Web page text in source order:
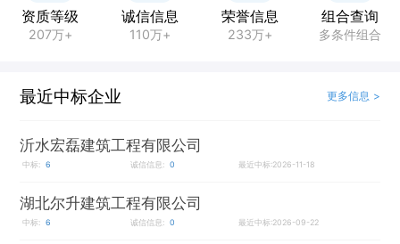
资质等级
207万+
诚信信息
110万+
荣誉信息
233万+
组合查询
多条件组合
最近中标企业 更多信息 >
沂水宏磊建筑工程有限公司
中标: 6 诚信信息: 0 最近中标:2026-11-18
湖北尔升建筑工程有限公司
中标: 6 诚信信息: 0 最近中标:2026-09-22